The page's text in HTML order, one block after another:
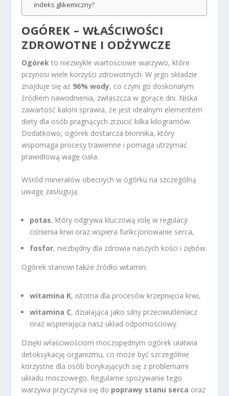
indeks glikemiczny?
OGÓREK – WŁAŚCIWOŚCI
ZDROWOTNE I ODŻYWCZE
Ogórek to niezwykle wartościowe warzywo, które
przynosi wiele korzyści zdrowotnych. W jego składzie
znajduje się aż 96% wody, co czyni go doskonałym
źródłem nawodnienia, zwłaszcza w gorące dni. Niska
zawartość kalorii sprawia, że jest idealnym elementem
diety dla osób pragnących zrzucić kilka kilogramów.
Dodatkowo, ogórek dostarcza błonnika, który
wspomaga procesy trawienne i pomaga utrzymać
prawidłową wagę ciała.
Wśród minerałów obecnych w ogórku na szczególną
uwagę zasługują:
potas, który odgrywa kluczową rolę w regulacji
ciśnienia krwi oraz wspiera funkcjonowanie serca,
fosfor, niezbędny dla zdrowia naszych kości i zębów.
Ogórek stanowi także źródło witamin:
witamina K, istotna dla procesów krzepnięcia krwi,
witamina C, działająca jako silny przeciwutleniacz
oraz wspierająca nasz układ odpornościowy.
Dzięki właściwościom moczopędnym ogórek ułatwia
detoksykację organizmu, co może być szczególnie
korzystne dla osób borykających się z problemami
układu moczowego. Regularne spożywanie tego
warzywa przyczynia się do poprawy stanu serca oraz